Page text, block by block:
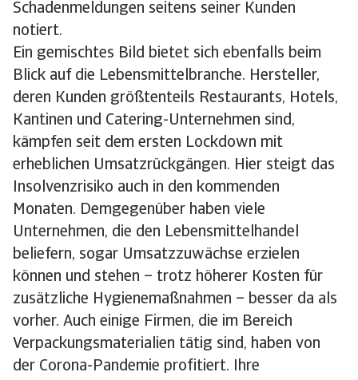
Schadenmeldungen seitens seiner Kunden
notiert.
Ein gemischtes Bild bietet sich ebenfalls beim
Blick auf die Lebensmittelbranche. Hersteller,
deren Kunden größtenteils Restaurants, Hotels,
Kantinen und Catering-Unternehmen sind,
kämpfen seit dem ersten Lockdown mit
erheblichen Umsatzrückgängen. Hier steigt das
Insolvenzrisiko auch in den kommenden
Monaten. Demgegenüber haben viele
Unternehmen, die den Lebensmittelhandel
beliefern, sogar Umsatzzuwächse erzielen
können und stehen – trotz höherer Kosten für
zusätzliche Hygienemaßnahmen – besser da als
vorher. Auch einige Firmen, die im Bereich
Verpackungsmaterialien tätig sind, haben von
der Corona-Pandemie profitiert. Ihre